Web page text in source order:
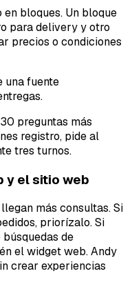
bloques. Un bloque
para delivery y otro
precios o condiciones
una fuente
preguntas más
registro, pide al
tres turnos.
y el sitio web
más consultas. Si
priorízalo. Si
de
el widget web. Andy
crear experiencias